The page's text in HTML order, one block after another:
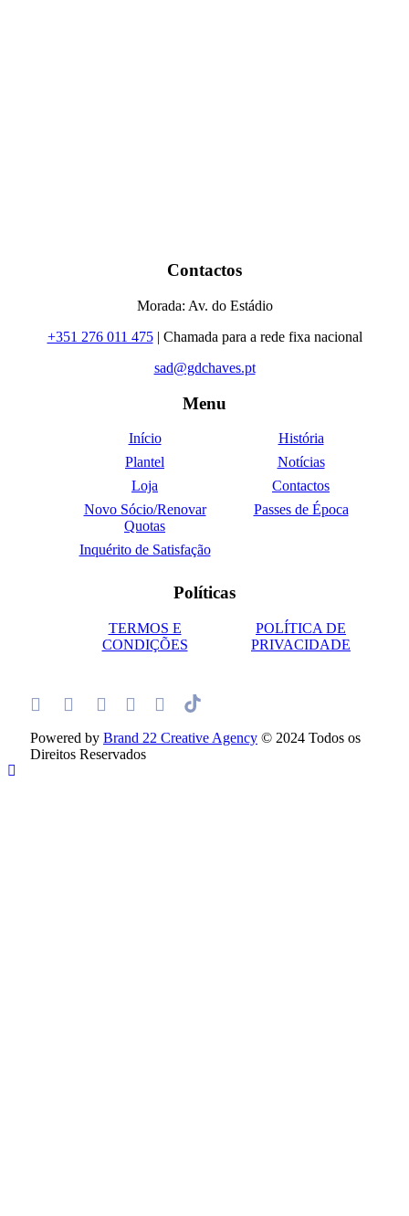
Contactos
Morada: Av. do Estádio
+351 276 011 475| Chamada para a rede fixa nacional
sad@gdchaves.pt
Menu
Início
História
Plantel
Notícias
Loja
Contactos
Novo Sócio/Renovar
Quotas
Passes de Época
Inquérito de Satisfação
Políticas
TERMOS E
CONDIÇÕES
POLÍTICA DE
PRIVACIDADE
Powered by Brand 22 Creative Agency © 2024 Todos os
Direitos Reservados